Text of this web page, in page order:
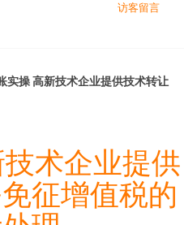
访客留言
实操 高新技术企业提供技术转让
术企业提供
征增值税的